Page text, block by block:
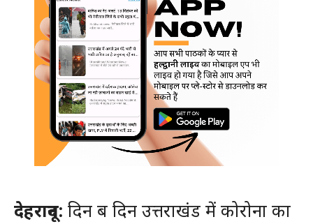
देहरादून: दिन ब दिन उत्तराखंड में कोरोना का